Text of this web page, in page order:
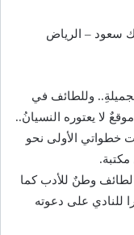
سعود – الرياض
وللطائف في
لا يعتوره النسيانُ..
خطواتي الأولى نحو
مكتبة.
وطنٌ للأدب كما
للنادي على دعوته